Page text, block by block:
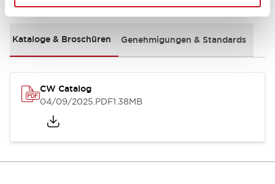
Kataloge & Broschüren Genehmigungen & Standards
CW Catalog
04/09/2025.PDF1.38MB